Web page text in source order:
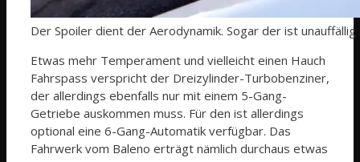
Der Spoiler dient der Aerodynamik. Sogar der ist
Etwas mehr Temperament und vielleicht einen Hauch
Fahrspass verspricht der Dreizylinder-Turbobenziner,
der allerdings ebenfalls nur mit einem 5-Gang-
Getriebe auskommen muss. Für den ist allerdings
optional eine 6-Gang-Automatik verfügbar. Das
Fahrwerk vom Baleno erträgt nämlich durchaus etwas